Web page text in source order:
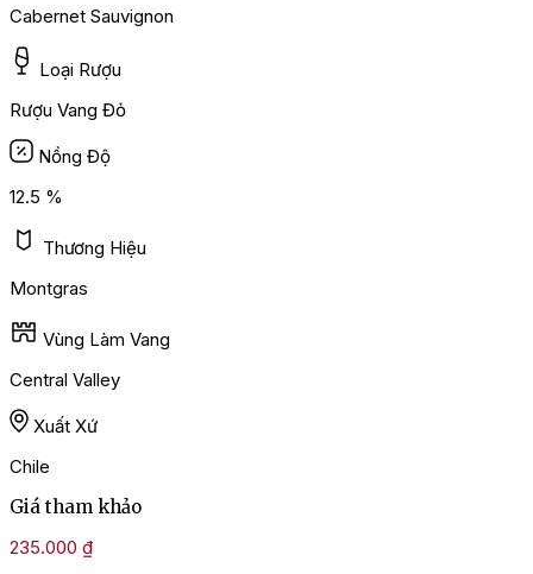
Cabernet Sauvignon
Loại Rượu
Rượu Vang Đỏ
Nồng Độ
12.5 %
Thương Hiệu
Montgras
Vùng Làm Vang
Central Valley
Xuất Xứ
Chile
Giá tham khảo
235.000 ₫